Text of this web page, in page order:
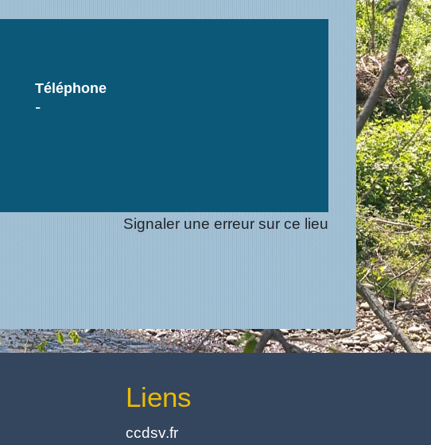
Téléphone
-
Signaler une erreur sur ce lieu
Liens
ccdsv.fr